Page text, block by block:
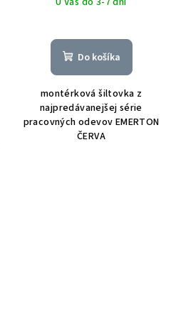
Do košíka
montérková šiltovka z
najpredávanejšej série
pracovných odevov EMERTON
ČERVA